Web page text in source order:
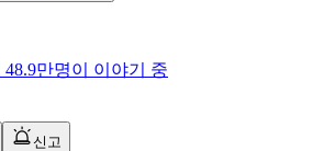
48.9만명이 이야기 중
신고